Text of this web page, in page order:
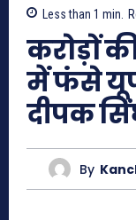
Less than 1 min.
करोड़ों
में फंसे
दीपक
By